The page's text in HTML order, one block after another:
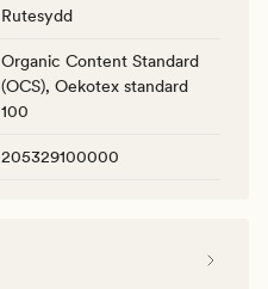
Rutesydd
Organic Content Standard
(OCS), Oekotex standard
100
205329100000